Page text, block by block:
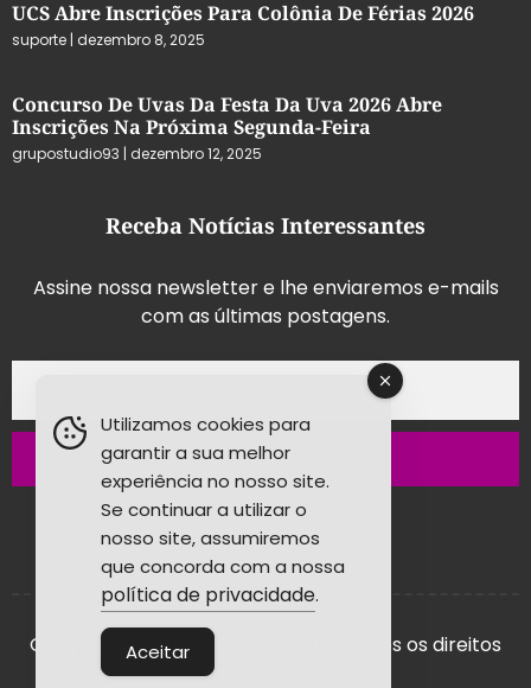
UCS Abre Inscrições Para Colônia De Férias 2026
suporte dezembro 8, 2025
Concurso De Uvas Da Festa Da Uva 2026 Abre
Inscrições Na Próxima Segunda-Feira
grupostudio93 dezembro 12, 2025
Receba Notícias Interessantes
Assine nossa newsletter e lhe enviaremos e-mails
com as últimas postagens.
Inscrever-se
Copyright © 2026 - Grupo Studio! Todos os direitos
reservados.
Utilizamos cookies para
garantir a sua melhor
experiência no nosso site.
Se continuar a utilizar o
nosso site, assumiremos
que concorda com a nossa
política de privacidade.
Aceitar